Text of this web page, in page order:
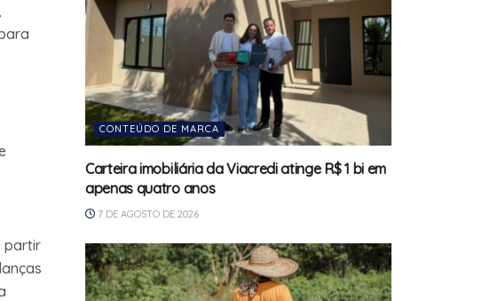
partir
CONTEÚDO DE MARCA
Carteira imobiliária da Viacredi atinge R$ 1 bi em
apenas quatro anos
7 DE AGOSTO DE 2026